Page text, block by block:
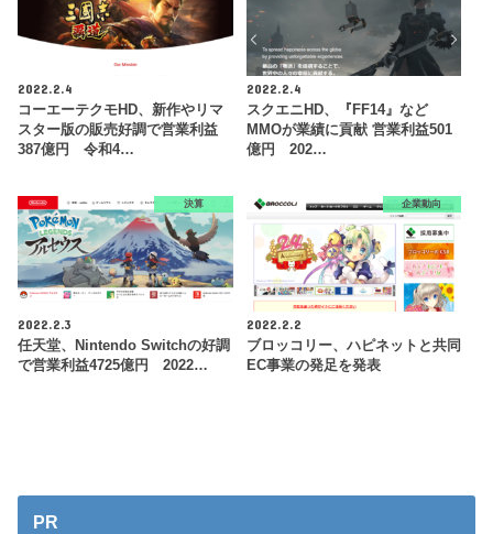
2022.2.4
コーエーテクモHD、新作やリマ
スター版の販売好調で営業利益
387億円 令和4…
2022.2.4
スクエニHD、『FF14』など
MMOが業績に貢献 営業利益501
億円 202…
決算
2022.2.3
任天堂、Nintendo Switchの好調
で営業利益4725億円 2022…
企業動向
2022.2.2
ブロッコリー、ハピネットと共同
EC事業の発足を発表
PR